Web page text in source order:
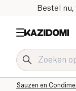
Bestel nu,
Sauzen en
Zoute
Home